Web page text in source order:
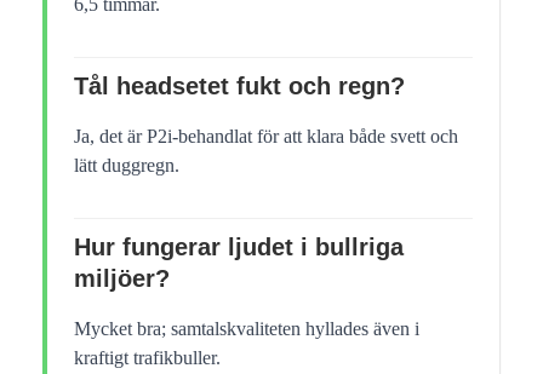
6,5 timmar.
Tål headsetet fukt och regn?
Ja, det är P2i-behandlat för att klara både svett och
lätt duggregn.
Hur fungerar ljudet i bullriga
miljöer?
Mycket bra; samtalskvaliteten hyllades även i
kraftigt trafikbuller.